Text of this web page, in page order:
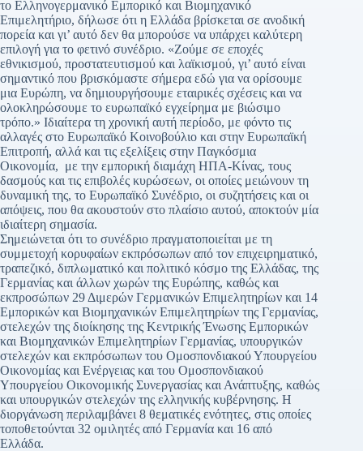
το Ελληνογερμανικό Εμπορικό και Βιομηχανικό
Επιμελητήριο, δήλωσε ότι η Ελλάδα βρίσκεται σε ανοδική
πορεία και γι’ αυτό δεν θα μπορούσε να υπάρχει καλύτερη
επιλογή για το φετινό συνέδριο. «Ζούμε σε εποχές
εθνικισμού, προστατευτισμού και λαϊκισμού, γι’ αυτό είναι
σημαντικό που βρισκόμαστε σήμερα εδώ για να ορίσουμε
μια Ευρώπη, να δημιουργήσουμε εταιρικές σχέσεις και να
ολοκληρώσουμε το ευρωπαϊκό εγχείρημα με βιώσιμο
τρόπο.» Ιδιαίτερα τη χρονική αυτή περίοδο, με φόντο τις
αλλαγές στο Ευρωπαϊκό Κοινοβούλιο και στην Ευρωπαϊκή
Επιτροπή, αλλά και τις εξελίξεις στην Παγκόσμια
Οικονομία, με την εμπορική διαμάχη ΗΠΑ-Κίνας, τους
δασμούς και τις επιβολές κυρώσεων, οι οποίες μειώνουν τη
δυναμική της, το Ευρωπαϊκό Συνέδριο, οι συζητήσεις και οι
απόψεις, που θα ακουστούν στο πλαίσιο αυτού, αποκτούν μία
ιδιαίτερη σημασία.
Σημειώνεται ότι το συνέδριο πραγματοποιείται με τη
συμμετοχή κορυφαίων εκπρόσωπων από τον επιχειρηματικό,
τραπεζικό, διπλωματικό και πολιτικό κόσμο της Ελλάδας, της
Γερμανίας και άλλων χωρών της Ευρώπης, καθώς και
εκπροσώπων 29 Διμερών Γερμανικών Επιμελητηρίων και 14
Εμπορικών και Βιομηχανικών Επιμελητηρίων της Γερμανίας,
στελεχών της διοίκησης της Κεντρικής Ένωσης Εμπορικών
και Βιομηχανικών Επιμελητηρίων Γερμανίας, υπουργικών
στελεχών και εκπρόσωπων του Ομοσπονδιακού Υπουργείου
Οικονομίας και Ενέργειας και του Ομοσπονδιακού
Υπουργείου Οικονομικής Συνεργασίας και Ανάπτυξης, καθώς
και υπουργικών στελεχών της ελληνικής κυβέρνησης. Η
διοργάνωση περιλαμβάνει 8 θεματικές ενότητες, στις οποίες
τοποθετούνται 32 ομιλητές από Γερμανία και 16 από
Ελλάδα.